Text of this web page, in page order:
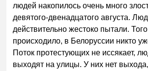
людей накопилось очень много
девятого-двенадцатого августа.
действительно жестоко пытали.
происходило, в Белоруссии никто
Поток протестующих не иссякает,
выходят на улицы. У них нет